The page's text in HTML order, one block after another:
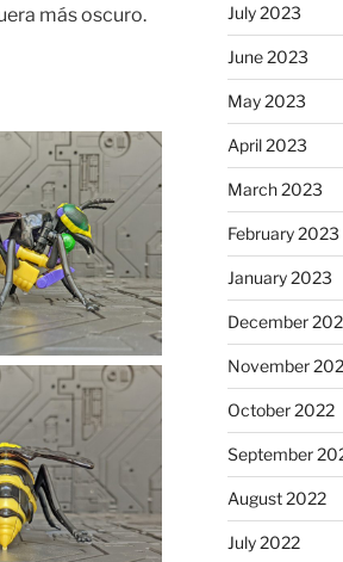
más oscuro.
July 2023
June 2023
May 2023
April 2023
March 2023
February 2023
January 2023
December
November
October 2022
September
August 2022
July 2022